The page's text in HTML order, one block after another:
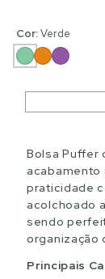
Cor:Verde
Bolsa Puffer
acabamento
praticidade
acolchoado
sendo
organização
Principais